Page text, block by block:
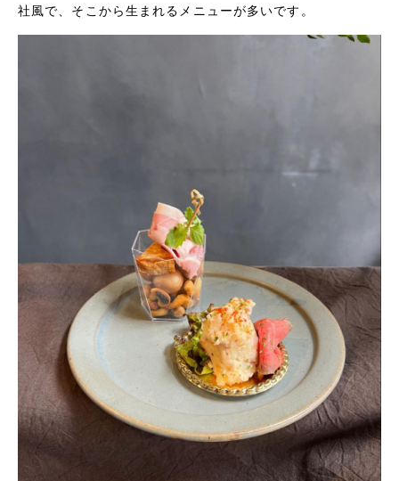
社風で、そこから生まれるメニューが多いです。